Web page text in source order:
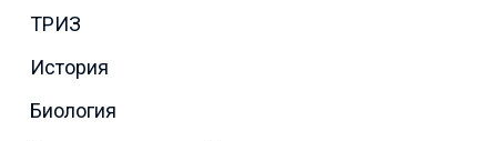
ТРИЗ
История
Биология